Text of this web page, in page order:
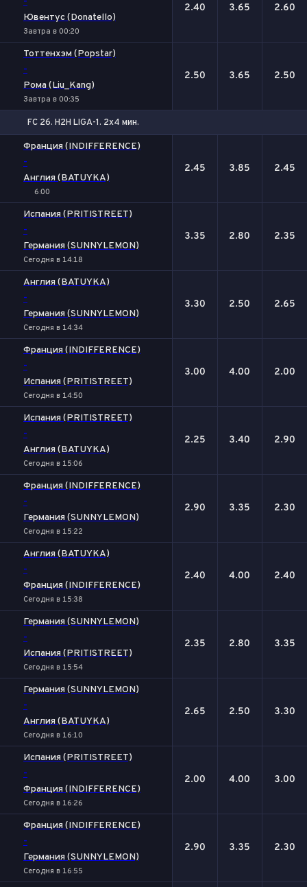
Ювентус (Donatello)
Завтра в 00:20
2.40 3.65 2.60
Тоттенхэм (Popstar)
-
Рома (Liu_Kang)
Завтра в 00:35
2.50 3.65 2.50
FC 26. H2H LIGA-1. 2x4 мин.
Франция (INDIFFERENCE)
-
Англия (BATUYKA)
6:00
2.45 3.85 2.45
Испания (PRITISTREET)
-
Германия (SUNNYLEMON)
Сегодня в 14:18
3.35 2.80 2.35
Англия (BATUYKA)
-
Германия (SUNNYLEMON)
Сегодня в 14:34
3.30 2.50 2.65
Франция (INDIFFERENCE)
-
Испания (PRITISTREET)
Сегодня в 14:50
3.00 4.00 2.00
Испания (PRITISTREET)
-
Англия (BATUYKA)
Сегодня в 15:06
2.25 3.40 2.90
Франция (INDIFFERENCE)
-
Германия (SUNNYLEMON)
Сегодня в 15:22
2.90 3.35 2.30
Англия (BATUYKA)
-
Франция (INDIFFERENCE)
Сегодня в 15:38
2.40 4.00 2.40
Германия (SUNNYLEMON)
-
Испания (PRITISTREET)
Сегодня в 15:54
2.35 2.80 3.35
Германия (SUNNYLEMON)
-
Англия (BATUYKA)
Сегодня в 16:10
2.65 2.50 3.30
Испания (PRITISTREET)
-
Франция (INDIFFERENCE)
Сегодня в 16:26
2.00 4.00 3.00
Франция (INDIFFERENCE)
-
Германия (SUNNYLEMON)
Сегодня в 16:55
2.90 3.35 2.30